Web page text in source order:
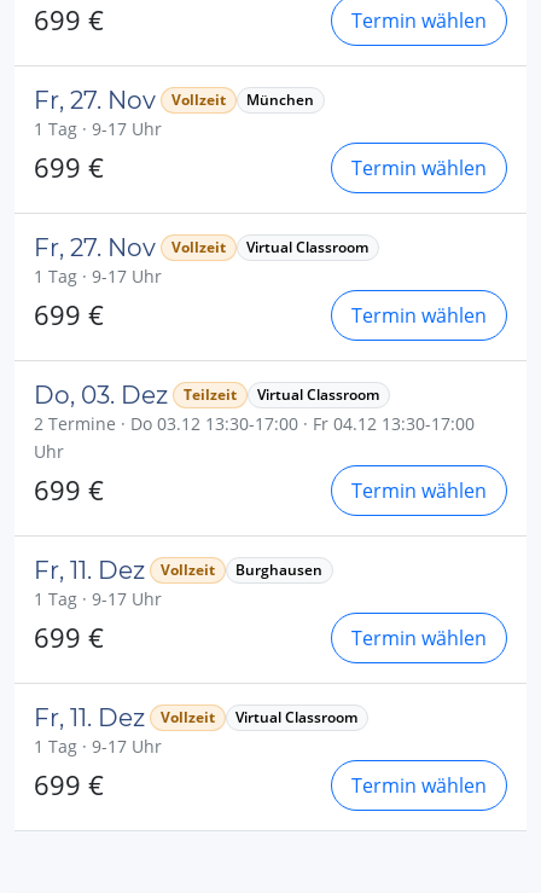
699 € Termin wählen
Fr, 27. Nov Vollzeit München
1 Tag · 9-17 Uhr
699 € Termin wählen
Fr, 27. Nov Vollzeit Virtual Classroom
1 Tag · 9-17 Uhr
699 € Termin wählen
Do, 03. Dez Teilzeit Virtual Classroom
2 Termine · Do 03.12 13:30-17:00 · Fr 04.12 13:30-17:00
Uhr
699 € Termin wählen
Fr, 11. Dez Vollzeit Burghausen
1 Tag · 9-17 Uhr
699 € Termin wählen
Fr, 11. Dez Vollzeit Virtual Classroom
1 Tag · 9-17 Uhr
699 € Termin wählen